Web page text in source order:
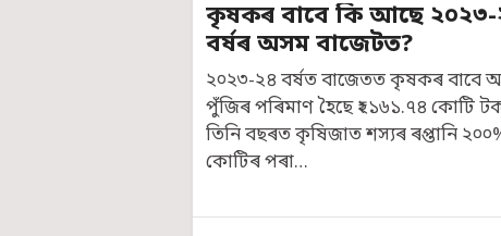
কৃষকৰ বাবে কি আছে ২০২৩-
বৰ্ষৰ অসম বাজেটত?
২০২৩-২৪ বৰ্ষত বাজেতত কৃষকৰ বাবে
পুঁজিৰ পৰিমাণ হৈছে ₹২১৬১.৭৪ কোটি
তিনি বছৰত কৃষিজাত শস্যৰ ৰপ্তানি
কোটিৰ পৰা…